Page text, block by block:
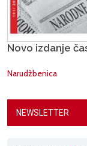
Novo izdanje
Narudžbenica
NEWSLETTER